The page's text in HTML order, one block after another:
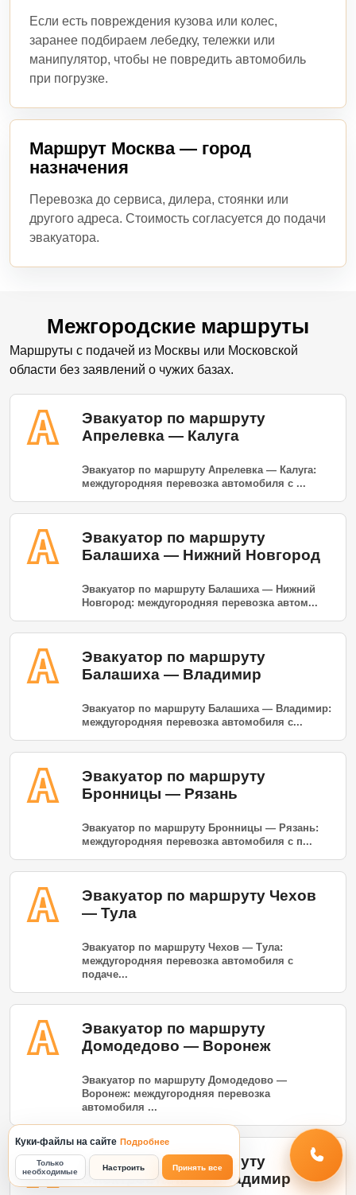
Если есть повреждения кузова или колес,
заранее подбираем лебедку, тележки или
манипулятор, чтобы не повредить автомобиль
при погрузке.
Маршрут Москва — город
назначения
Перевозка до сервиса, дилера, стоянки или
другого адреса. Стоимость согласуется до подачи
эвакуатора.
Межгородские маршруты
Маршруты с подачей из Москвы или Московской
области без заявлений о чужих базах.
Эвакуатор по маршруту
Апрелевка — Калуга
Эвакуатор по маршруту Апрелевка — Калуга:
междугородняя перевозка автомобиля с ...
Эвакуатор по маршруту
Балашиха — Нижний Новгород
Эвакуатор по маршруту Балашиха — Нижний
Новгород: междугородняя перевозка автом...
Эвакуатор по маршруту
Балашиха — Владимир
Эвакуатор по маршруту Балашиха — Владимир:
междугородняя перевозка автомобиля с...
Эвакуатор по маршруту
Бронницы — Рязань
Эвакуатор по маршруту Бронницы — Рязань:
междугородняя перевозка автомобиля с п...
Эвакуатор по маршруту Чехов
— Тула
Эвакуатор по маршруту Чехов — Тула:
междугородняя перевозка автомобиля с
подаче...
Эвакуатор по маршруту
Домодедово — Воронеж
Эвакуатор по маршруту Домодедово —
Воронеж: междугородняя перевозка
автомобиля ...
Эвакуатор по маршруту
Электросталь — Владимир
Куки-файлы на сайте Подробнее
Только
необходимые
Настроить Принять все